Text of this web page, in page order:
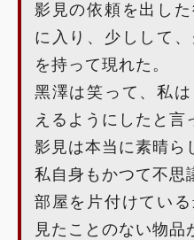
影見の依頼を出し
に入り、少しして
を持って現れた。
黑澤は笑って、私
えるようにしたと言
影見は本当に素晴ら
私自身もかつて不思
部屋を片付けてい
見たことのない物品